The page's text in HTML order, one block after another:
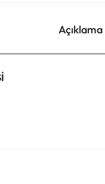
Açıklama